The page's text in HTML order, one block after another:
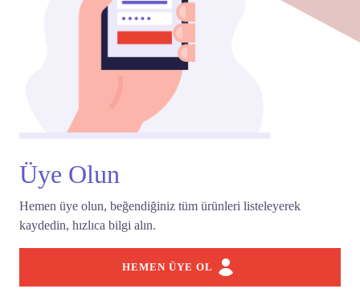
Üye Olun
Hemen üye olun, beğendiğiniz tüm ürünleri listeleyerek
kaydedin, hızlıca bilgi alın.
HEMEN ÜYE OL